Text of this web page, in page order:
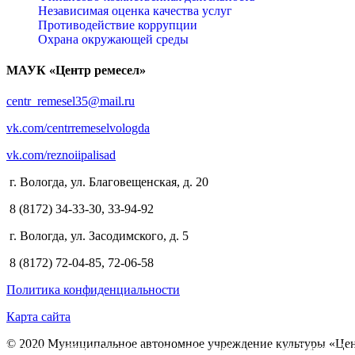
Независимая оценка качества услуг
Противодействие коррупции
Охрана окружающей среды
На нашем сайте мы используем сервис веб-аналитики Яндекс
МАУК «Центр ремесел»
centr_remesel35@mail.ru
vk.com/centrremeselvologda
vk.com/reznoiipalisad
г. Вологда, ул. Благовещенская, д. 20
8 (8172) 34-33-30, 33-94-92
г. Вологда, ул. Засодимского, д. 5
8 (8172) 72-04-85, 72-06-58
Политика конфиденциальности
Карта сайта
© 2020 Муниципальное автономное учреждение культуры